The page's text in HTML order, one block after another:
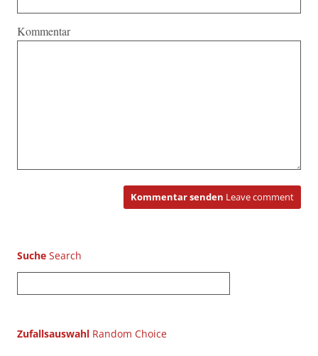
Kommentar
Kommentar senden Leave comment
Suche
u
h
Zufallsauswahl